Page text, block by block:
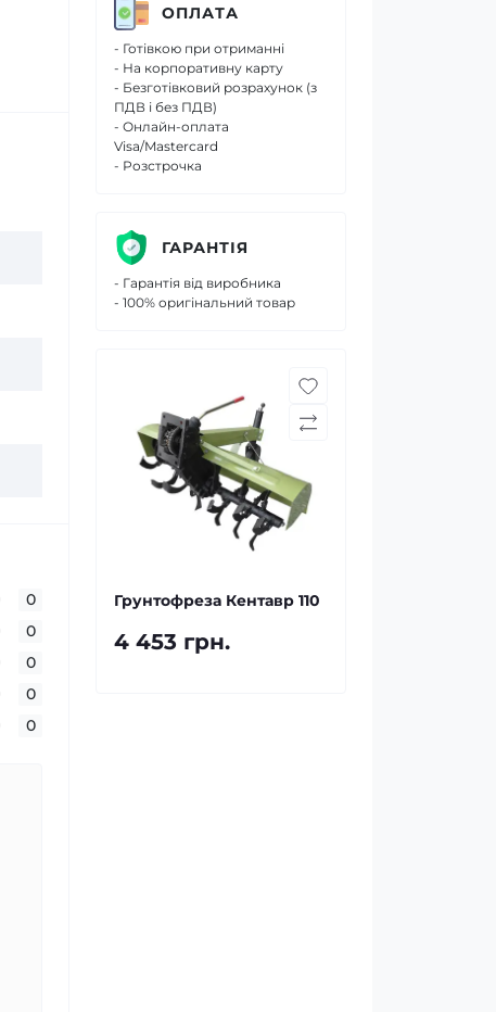
0
0
0
0
0
ОПЛАТА
- Готівкою при отриманні
- На корпоративну карту
- Безготівковий розрахунок (з
ПДВ і без ПДВ)
- Онлайн-оплата
Visa/Mastercard
- Розстрочка
ГАРАНТІЯ
- Гарантія від виробника
- 100% оригінальний товар
Грунтофреза Кентавр 110
4 453 грн.